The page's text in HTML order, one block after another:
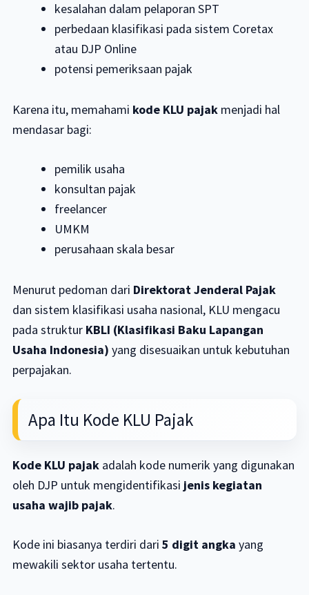
kesalahan dalam pelaporan SPT
perbedaan klasifikasi pada sistem Coretax
atau DJP Online
potensi pemeriksaan pajak
Karena itu, memahami kode KLU pajakmenjadi hal
mendasar bagi:
pemilik usaha
konsultan pajak
freelancer
UMKM
perusahaan skala besar
Menurut pedoman dari Direktorat Jenderal Pajak
dan sistem klasifikasi usaha nasional, KLU mengacu
pada struktur KBLI (Klasifikasi Baku Lapangan
Usaha Indonesia) yang disesuaikan untuk kebutuhan
perpajakan.
Apa Itu Kode KLU Pajak
Kode KLU pajakadalah kode numerik yang digunakan
oleh DJP untuk mengidentifikasi jenis kegiatan
usaha wajib pajak.
Kode ini biasanya terdiri dari 5 digit angka yang
mewakili sektor usaha tertentu.